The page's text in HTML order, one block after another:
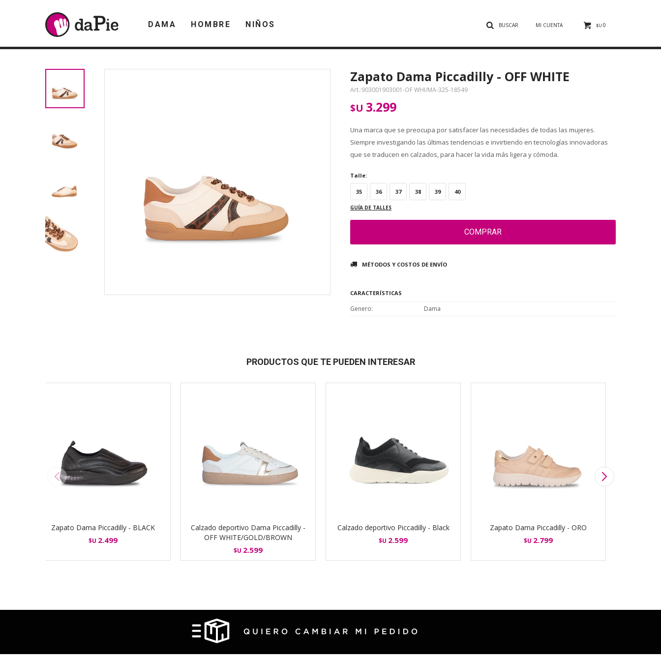
DAMA HOMBRE NIÑOS $U 0
Zapato Dama Piccadilly - OFF WHITE
903001903001-OF WHI/MA-325-18549
$U 3.299
Una marca que se preocupa por satisfacer las necesidades de todas las mujeres.
Siempre investigando las últimas tendencias e invirtiendo en tecnologías innovadoras
que se traducen en calzados, para hacer la vida más ligera y cómoda.
Talle:
35 36 37 38 39 40
GUÍA DE TALLES
COMPRAR
MÉTODOS Y COSTOS DE ENVÍO
CARACTERÍSTICAS
Genero Dama
PRODUCTOS QUE TE PUEDEN INTERESAR
Zapato Dama Piccadilly - BLACK
$U 2.499
Calzado deportivo Dama Piccadilly -
OFF WHITE/GOLD/BROWN
$U 2.599
Calzado deportivo Piccadilly - Black
$U 2.599
Zapato Dama Piccadilly - ORO
$U 2.799